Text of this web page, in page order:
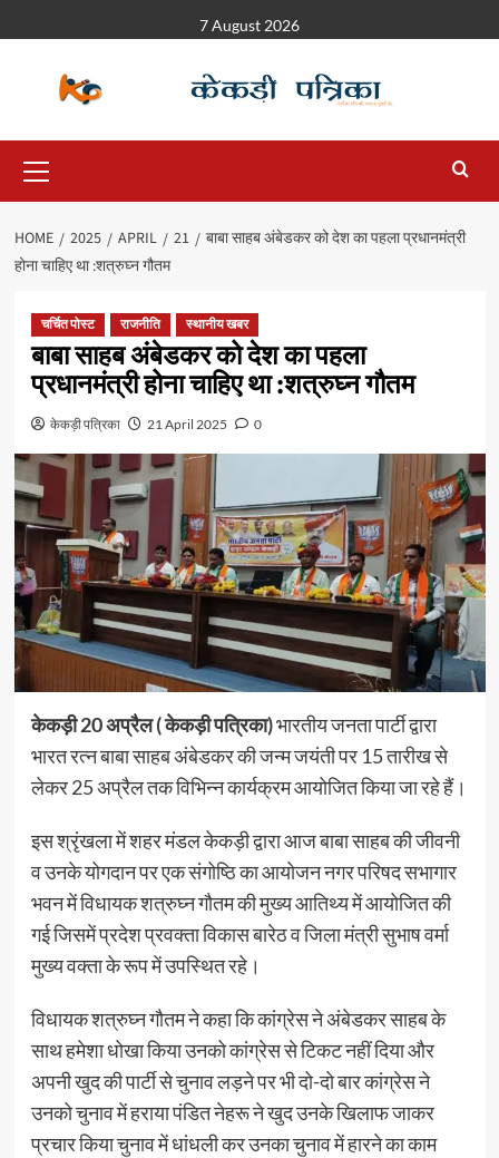
7 August 2026
HOME 2025 APRIL 21
बाबा साहब अंबेडकर को देश का पहला प्रधानमंत्री
होना चाहिए था :शत्रुघ्न गौतम
चर्चित पोस्ट राजनीति स्थानीय खबर
बाबा साहब अंबेडकर को देश का पहला
प्रधानमंत्री होना चाहिए था :शत्रुघ्न गौतम
केकड़ी पत्रिका 21 April 2025 0
केकड़ी 20 अप्रैल ( केकड़ी पत्रिका)भारतीय जनता पार्टी द्वारा
भारत रत्न बाबा साहब अंबेडकर की जन्म जयंती पर 15 तारीख से
लेकर 25 अप्रैल तक विभिन्न कार्यक्रम आयोजित किया जा रहे हैं।
इस श्रृंखला में शहर मंडल केकड़ी द्वारा आज बाबा साहब की जीवनी
व उनके योगदान पर एक संगोष्ठि का आयोजन नगर परिषद सभागार
भवन में विधायक शत्रुघ्न गौतम की मुख्य आतिथ्य में आयोजित की
गई जिसमें प्रदेश प्रवक्ता विकास बारेठ व जिला मंत्री सुभाष वर्मा
मुख्य वक्ता के रूप में उपस्थित रहे।
विधायक शत्रुघ्न गौतम ने कहा कि कांग्रेस ने अंबेडकर साहब के
साथ हमेशा धोखा किया उनको कांग्रेस से टिकट नहीं दिया और
अपनी खुद की पार्टी से चुनाव लड़ने पर भी दो-दो बार कांग्रेस ने
उनको चुनाव में हराया पंडित नेहरू ने खुद उनके खिलाफ जाकर
प्रचार किया चुनाव में धांधली कर उनका चुनाव में हारने का काम